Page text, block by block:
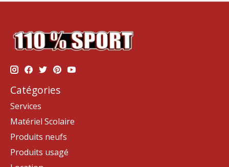
Catégories
Services
Matériel Scolaire
Produits neufs
Produits usagé